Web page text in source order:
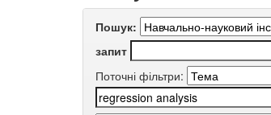
Пошук:
запит
Поточні фільтри: